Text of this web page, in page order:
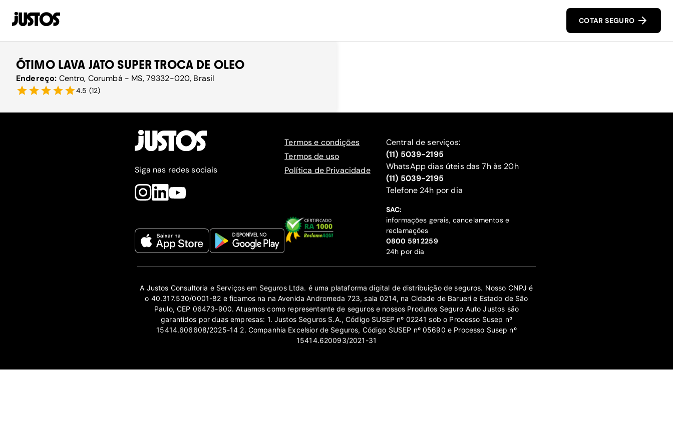
COTAR SEGURO
ÓTIMO LAVA JATO SUPER TROCA DE OLEO
Endereço: Centro, Corumbá - MS, 79332-020, Brasil
4.5 (12)
Siga nas redes sociais
Termos e condições
Termos de uso
Política de Privacidade
Central de serviços:
(11) 5039-2195
WhatsApp dias úteis das 7h às 20h
(11) 5039-2195
‍Telefone 24h por dia
SAC:
informações gerais, cancelamentos e
reclamações
‍0800 591 2259
24h por dia
A Justos Consultoria e Serviços em Seguros Ltda. é uma plataforma digital de distribuição de seguros. Nosso CNPJ é
o 40.317.530/0001-82 e ficamos na na Avenida Andromeda 723, sala 0214, na Cidade de Barueri e Estado de São
Paulo, CEP 06473-900. Atuamos como representante de seguros e nossos Produtos Seguro Auto Justos são
garantidos por duas empresas: 1. Justos Seguros S.A., Código SUSEP nº 02241 sob o Processo Susep nº
15414.606608/2025-14 2. Companhia Excelsior de Seguros, Código SUSEP nº 05690 e Processo Susep nº
15414.620093/2021-31